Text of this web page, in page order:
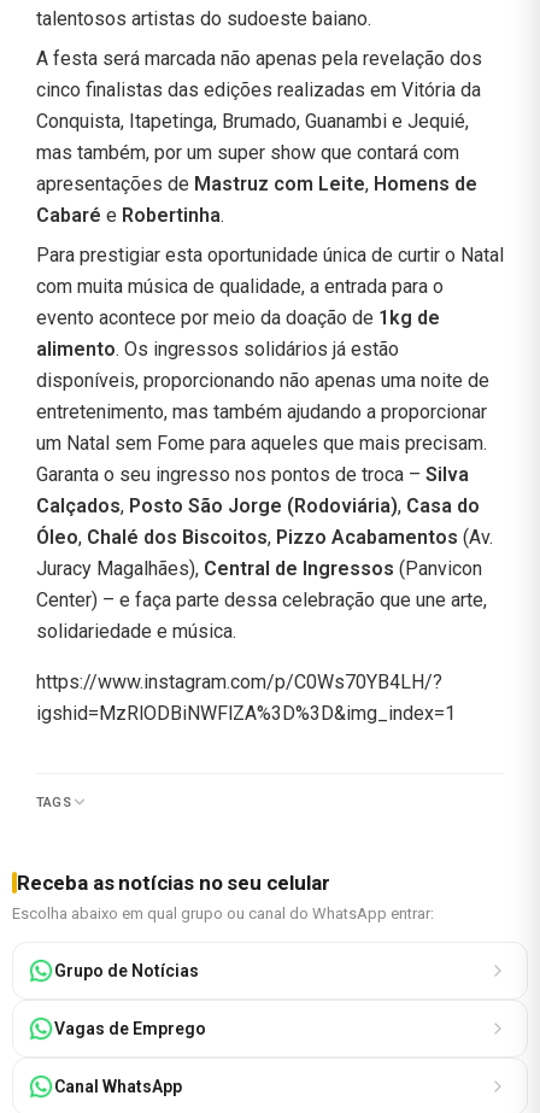
talentosos artistas do sudoeste baiano.
A festa será marcada não apenas pela revelação dos
cinco finalistas das edições realizadas em Vitória da
Conquista, Itapetinga, Brumado, Guanambi e Jequié,
mas também, por um super show que contará com
apresentações de Mastruz com Leite, Homens de
Cabaré e Robertinha.
Para prestigiar esta oportunidade única de curtir o Natal
com muita música de qualidade, a entrada para o
evento acontece por meio da doação de 1kg de
alimento. Os ingressos solidários já estão
disponíveis, proporcionando não apenas uma noite de
entretenimento, mas também ajudando a proporcionar
um Natal sem Fome para aqueles que mais precisam.
Garanta o seu ingresso nos pontos de troca – Silva
Calçados, Posto São Jorge (Rodoviária), Casa do
Óleo, Chalé dos Biscoitos, Pizzo Acabamentos (Av.
Juracy Magalhães), Central de Ingressos (Panvicon
Center) – e faça parte dessa celebração que une arte,
solidariedade e música.
https://www.instagram.com/p/C0Ws70YB4LH/?
igshid=MzRlODBiNWFlZA%3D%3D&img_index=1
TAGS
Receba as notícias no seu celular
Escolha abaixo em qual grupo ou canal do WhatsApp entrar:
Grupo de Notícias
Vagas de Emprego
Canal WhatsApp